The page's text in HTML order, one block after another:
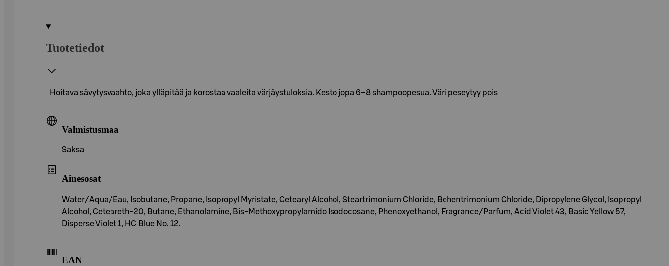
Tuotetiedot
Hoitava sävytysvaahto, joka ylläpitää ja korostaa vaaleita värjäystuloksia. Kesto jopa 6–8 shampoopesua. Väri peseytyy pois
Valmistusmaa
Saksa
Ainesosat
Water/Aqua/Eau, Isobutane, Propane, Isopropyl Myristate, Cetearyl Alcohol, Steartrimonium Chloride, Behentrimonium Chloride, Dipropylene Glycol, Isopropyl
Alcohol, Ceteareth-20, Butane, Ethanolamine, Bis-Methoxypropylamido Isodocosane, Phenoxyethanol, Fragrance/Parfum, Acid Violet 43, Basic Yellow 57,
Disperse Violet 1, HC Blue No. 12.
EAN